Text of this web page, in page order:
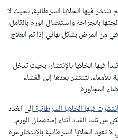
تنتشر فيها الخلايا السرطانية، بحيث لا
بالجراحة واستئصال الورم بالكامل،
من المرض بشكل نهائي إذا تم العلاج
فيها الخلايا بالإنتشار، بحيث تدخل
للأمعاء، لتنتشر بعدها إلى الغشاء
المجاورة.
إنتشرت فيها الخلايا السرطانيةإلى الغدد
من تلك الغدد أثناء إستئصال الورم،
تعود الخلايا السرطانية بالإنتشار مرة